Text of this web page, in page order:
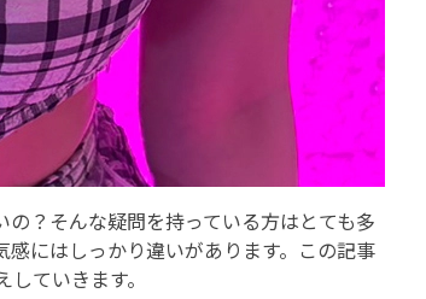
？そんな疑問を持っている方はとても多
にはしっかり違いがあります。この記事
ていきます。